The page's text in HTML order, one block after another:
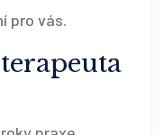
pro vás.